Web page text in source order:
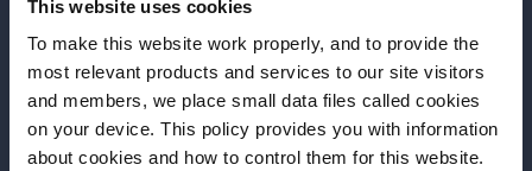
This website uses cookies
To make this website work properly, and to provide the
most relevant products and services to our site visitors
and members, we place small data files called cookies
on your device. This policy provides you with information
about cookies and how to control them for this website.
Antes de comenzar, ¿necesitamos saber su